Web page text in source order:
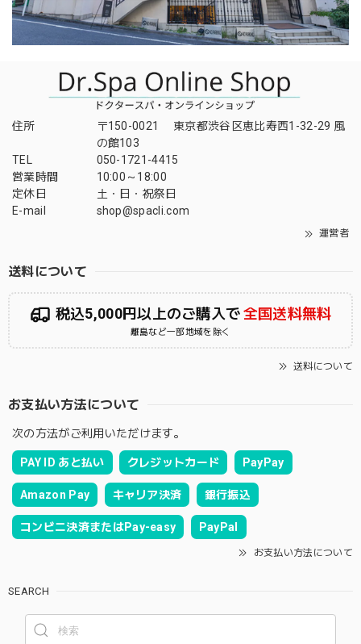
住所
〒150-0021 東京都渋谷区恵比寿西1-32-29 風
の館103
TEL
050-1721-4415
営業時間
10:00～18:00
定休日
土・日・祝祭日
E-mail
shop@spacli.com
運営者
送料について
税込5,000円以上のご購入で全国送料無料
離島など一部地域を除く
送料について
お支払い方法について
次の方法がご利用いただけます。
PAY ID あと払い クレジットカード PayPay
Amazon Pay キャリア決済 銀行振込
コンビニ決済またはPay-easy PayPal
お支払い方法について
SEARCH